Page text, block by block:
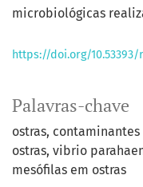
Palavras-chave
ostras,
ostras vibrio
mesófilas em ostras
microbiológicas
https://doi.org/10.53393/